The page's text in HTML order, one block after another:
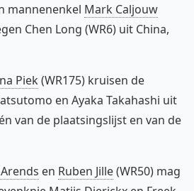
mannenenkel Mark Caljouw
Chen Long (WR6) uit China,
Piek(WR175) kruisen de
en Ayaka Takahashi uit
van de plaatsingslijst en van de
en Ruben Jille(WR50) mag